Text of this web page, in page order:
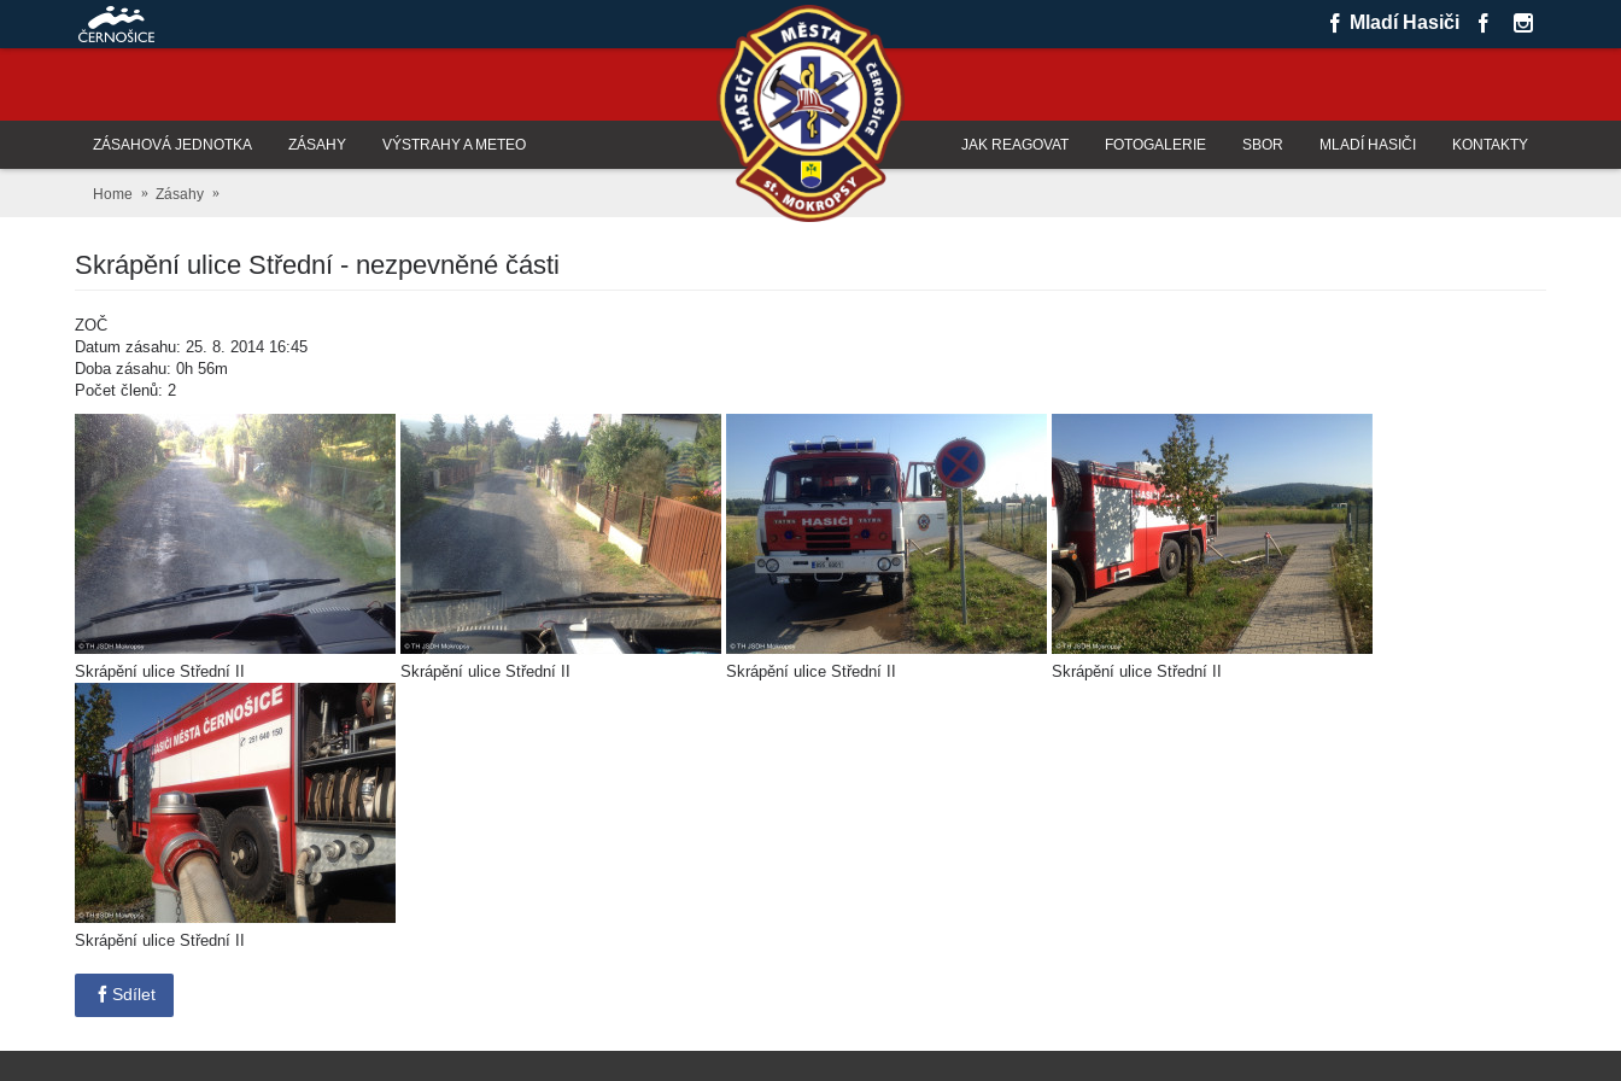
Mladí Hasiči
ZÁSAHOVÁ JEDNOTKA ZÁSAHY VÝSTRAHY A METEO KONTAKTY
MLADÍ HASIČI
SBOR
FOTOGALERIE
JAK REAGOVAT
Home Zásahy
Skrápění ulice Střední - nezpevněné části
ZOČ
Datum zásahu: 25. 8. 2014 16:45
Doba zásahu: 0h 56m
Počet členů: 2
Skrápění ulice Střední II Skrápění ulice Střední II Skrápění ulice Střední II Skrápění ulice Střední II
Skrápění ulice Střední II
Sdílet